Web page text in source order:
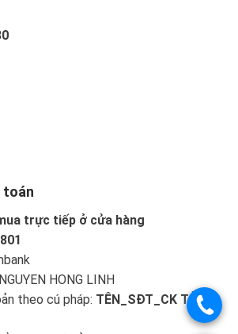
toán
trực tiếp ở cửa hàng
HONG LINH
theo cú pháp: TÊN_SĐT_CK TIỀN